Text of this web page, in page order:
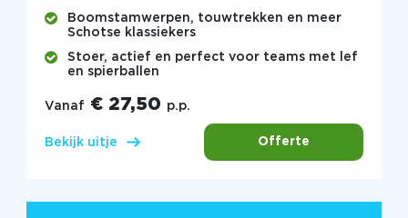
Boomstamwerpen, touwtrekken en meer
Schotse klassiekers
Stoer, actief en perfect voor teams met lef
en spierballen
Vanaf € 27,50 p.p.
Bekijk uitje Offerte